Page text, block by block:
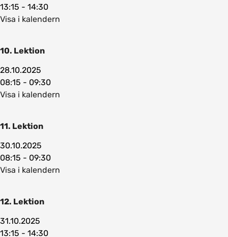
13:15 - 14:30
Visa i kalendern
10. Lektion
28.10.2025
08:15 - 09:30
Visa i kalendern
11. Lektion
30.10.2025
08:15 - 09:30
Visa i kalendern
12. Lektion
31.10.2025
13:15 - 14:30